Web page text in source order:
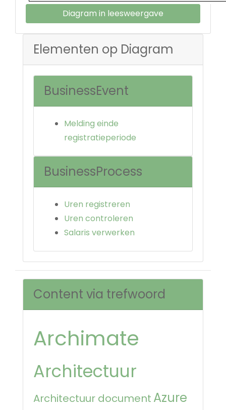
Diagram in leesweergave
Elementen op Diagram
BusinessEvent
Melding einde
registratieperiode
BusinessProcess
Uren registreren
Uren controleren
Salaris verwerken
Content via trefwoord
Archimate
Architectuur
Architectuur document Azure